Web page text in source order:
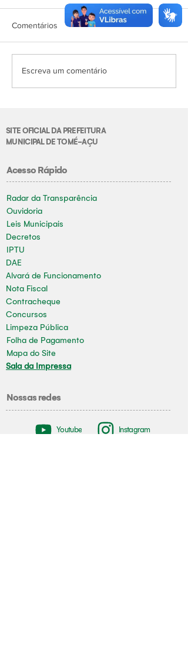
Comentários
Escreva um comentário
SITE OFICIAL DA PREFEITURA
MUNICIPAL DE TOMÉ-AÇU
Acesso Rápido
Radar da Transparência
Ouvidoria
Leis Municipais
Decretos
IPTU
DAE
Alvará de Funcionamento
Nota Fiscal
Contracheque
Concursos
Limpeza Pública
Folha de Pagamento
Mapa do Site
Sala da Impressa
Nossas redes
Youtube Instagram